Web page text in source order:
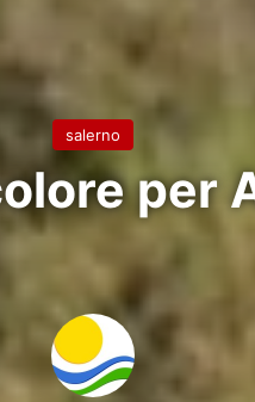
salerno
per